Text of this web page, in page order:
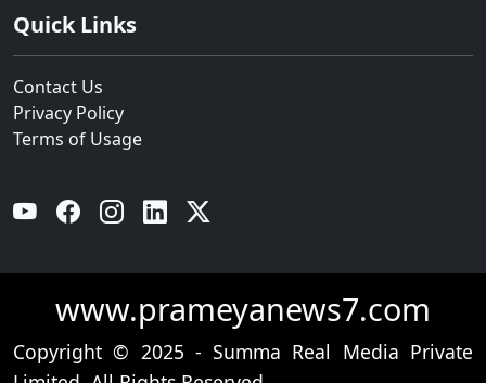
Quick Links
Contact Us
Privacy Policy
Terms of Usage
YouTube Facebook Instagram Linkedin
www.prameyanews7.com
Copyright © 2025 - Summa Real Media Private